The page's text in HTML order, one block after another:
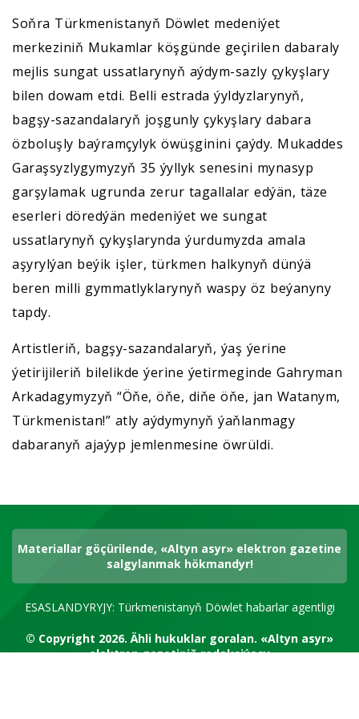
Soňra Türkmenistanyň Döwlet medeniýet
merkeziniň Mukamlar köşgünde geçirilen dabaraly
mejlis sungat ussatlarynyň aýdym-sazly çykyşlary
bilen dowam etdi. Belli estrada ýyldyzlarynyň,
bagşy-sazandalaryň joşgunly çykyşlary dabara
özboluşly baýramçylyk öwüşginini çaýdy. Mukaddes
Garaşsyzlygymyzyň 35 ýyllyk senesini mynasyp
garşylamak ugrunda zerur tagallalar edýän, täze
eserleri döredýän medeniýet we sungat
ussatlarynyň çykyşlarynda ýurdumyzda amala
aşyrylýan beýik işler, türkmen halkynyň dünýä
beren milli gymmatlyklarynyň waspy öz beýanyny
tapdy.
Artistleriň, bagşy-sazandalaryň, ýaş ýerine
ýetirijileriň bilelikde ýerine ýetirmeginde Gahryman
Arkadagymyzyň “Öňe, öňe, diňe öňe, jan Watanym,
Türkmenistan!” atly aýdymynyň ýaňlanmagy
dabaranyň ajaýyp jemlenmesine öwrüldi.
Materiallar göçürilende, «Altyn asyr» elektron gazetine
salgylanmak hökmandyr!
ESASLANDYRYJY: Türkmenistanyň Döwlet habarlar agentligi
© Copyright 2026. Ähli hukuklar goralan. «Altyn asyr»
elektron gazetiniň redaksiýasy